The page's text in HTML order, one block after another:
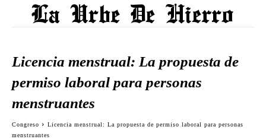
Licencia menstrual: La propuesta de
permiso laboral para personas
menstruantes
Congreso
Licencia menstrual: La propuesta de permiso laboral para personas
menstruantes